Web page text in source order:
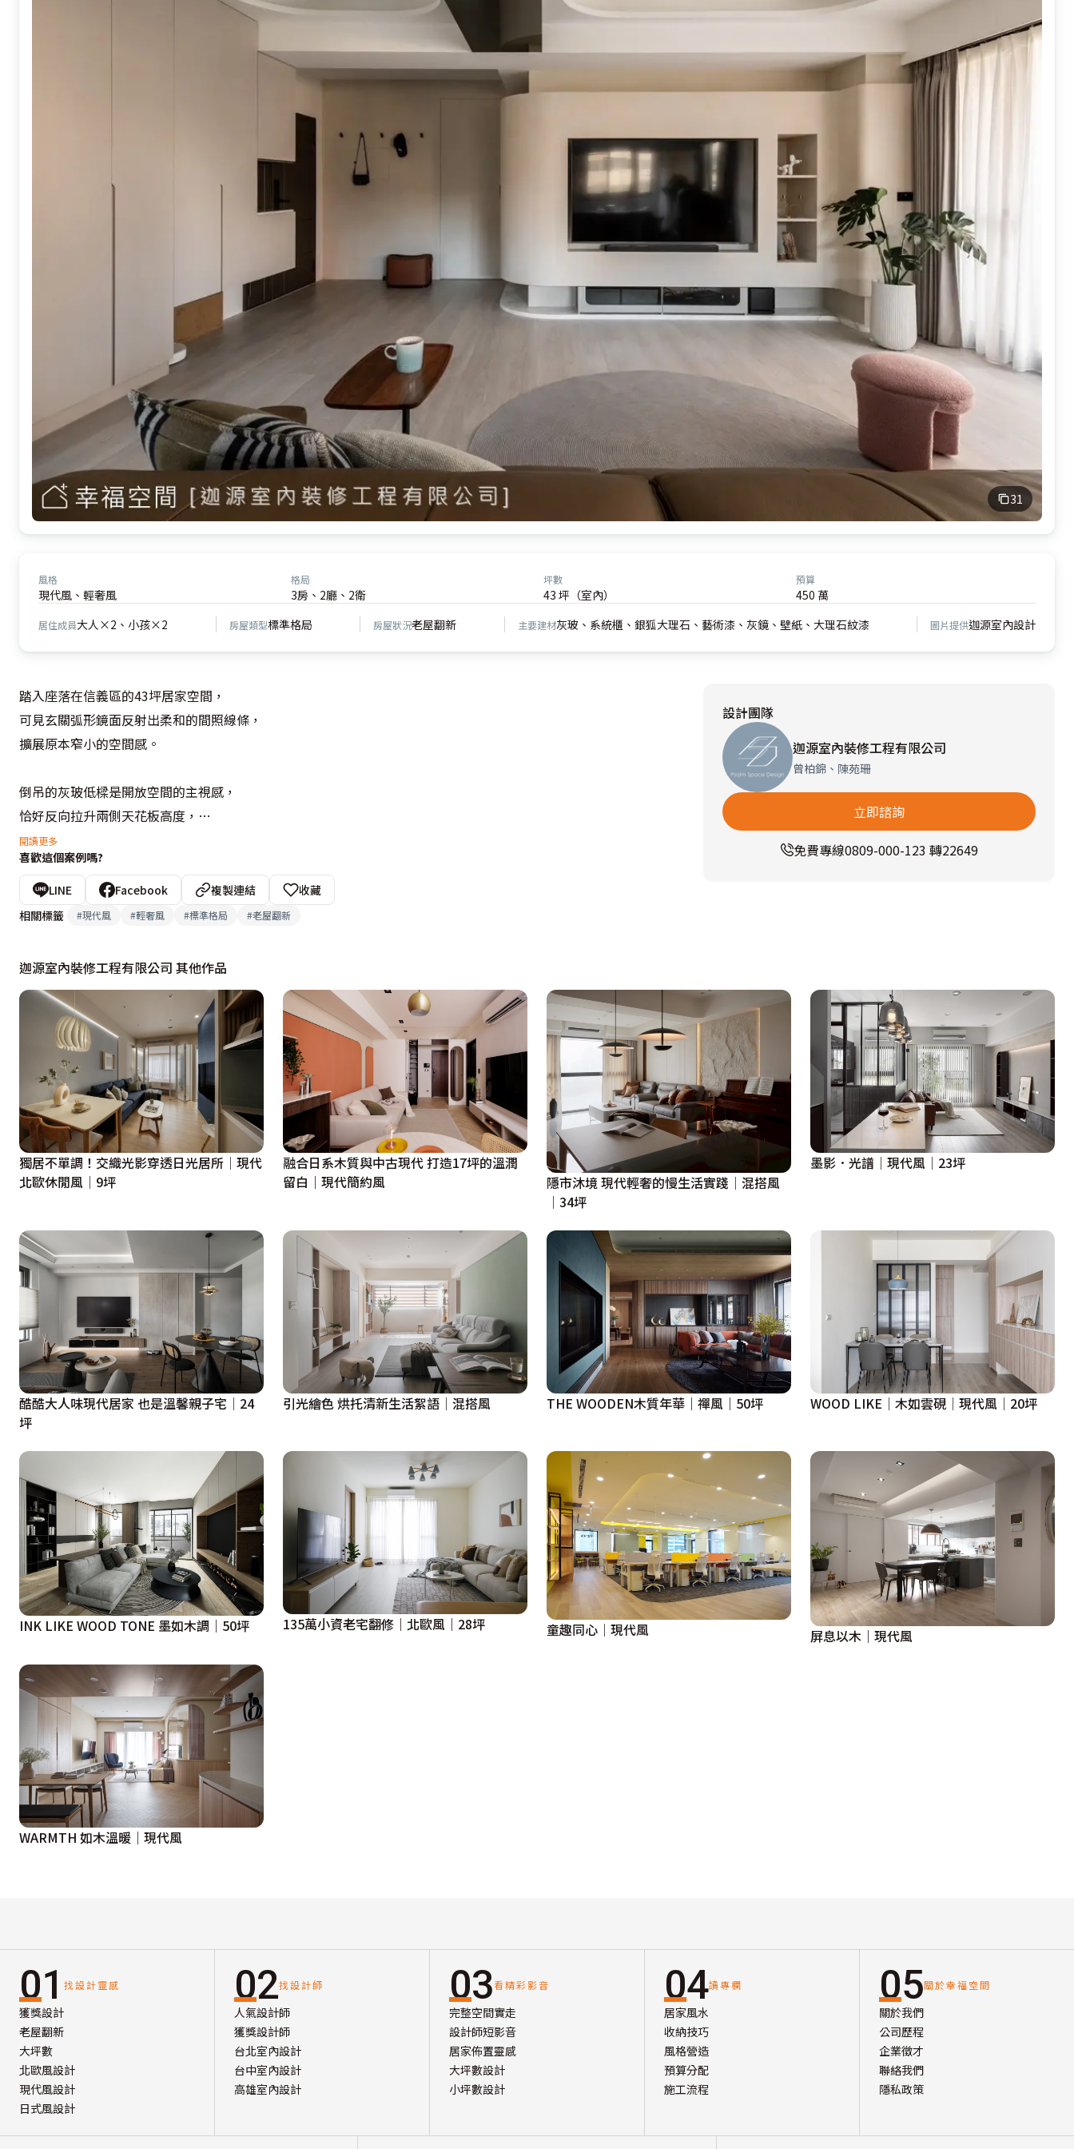
31
風格
現代風、輕奢風
格局
3房、2廳、2衛
坪數
43 坪（室內）
預算
450 萬
居住成員大人×2、小孩×2 房屋類型標準格局 房屋狀況老屋翻新 主要建材灰玻、系統櫃、銀狐大理石、藝術漆、灰鏡、壁紙、大理石紋漆 圖片提供迦源室內設計
踏入座落在信義區的43坪居家空間，
可見玄關弧形鏡面反射出柔和的間照線條，
擴展原本窄小的空間感。
倒吊的灰玻低樑是開放空間的主視感，
恰好反向拉升兩側天花板高度，
保留廚房和餐廳之間的過道寬敞，
賓客眾多時可以有流暢的動線。
客廳和餐廳擺放矮櫃簡單區隔，
餐廳的角窗和臥榻設計呈現了一點點英式的感覺，
銀狐大理石的使用與弧形切面的細節和微微突出的收邊，
都讓房子增添不少高級感，
不單單是用餐，
也提供舒適的簡易辦公環境給屋主使用。
包含電視牆延伸到玄關的藝術漆牆面，
隱身在大空間內低調又簡單的主牆，
更不干擾整體空間的舒適度。
走廊上方兩側的線形燈和延伸客廳灰鏡的天花板，
乾淨的線條明亮的空間，讓賓客往來的通道見識到屋主的品味。
客浴參考日本的廁浴設計，
將洗手台移至開放區域，
使用上和清潔維護都很便利。
金色線條的壁紙和收邊條讓這區完整融合輕奢和現代風格。
金屬光澤和流入藝術的手作大理石紋漆，
搭配搶眼的復古綠壁紙，
營塑獨立老飯店的感覺。
設計概念文字為【迦源室內設計】提供
閱讀更多
喜歡這個案例嗎?
LINE Facebook 複製連結
收藏
相關標籤
#現代風 #輕奢風 #標準格局 #老屋翻新
設計團隊
迦源室內裝修工程有限公司
曾柏錦、陳苑珊
立即諮詢
免費專線0809-000-123 轉22649
迦源室內裝修工程有限公司 其他作品
獨居不單調！交織光影穿透日光居所│現代
北歐休閒風│9坪
融合日系木質與中古現代 打造17坪的溫潤
留白｜現代簡約風
隱市沐境 現代輕奢的慢生活實踐│混搭風
│34坪
墨影．光譜│現代風│23坪
酷酷大人味現代居家 也是溫馨親子宅│24
坪
引光繪色 烘托清新生活絮語│混搭風 THE WOODEN木質年華｜禪風｜50坪 WOOD LIKE│木如雲硯│現代風│20坪
INK LIKE WOOD TONE 墨如木調｜50坪 135萬小資老宅翻修｜北歐風｜28坪 童趣同心│現代風 屏息以木｜現代風
WARMTH 如木溫暖｜現代風
01 找設計靈感
獲獎設計
老屋翻新
大坪數
北歐風設計
現代風設計
日式風設計
02找設計師
人氣設計師
獲獎設計師
台北室內設計
台中室內設計
高雄室內設計
03看精彩影音
完整空間實走
設計師短影音
居家佈置靈感
大坪數設計
小坪數設計
04讀專欄
居家風水
收納技巧
風格營造
預算分配
施工流程
05關於幸福空間
關於我們
公司歷程
企業徵才
聯絡我們
隱私政策